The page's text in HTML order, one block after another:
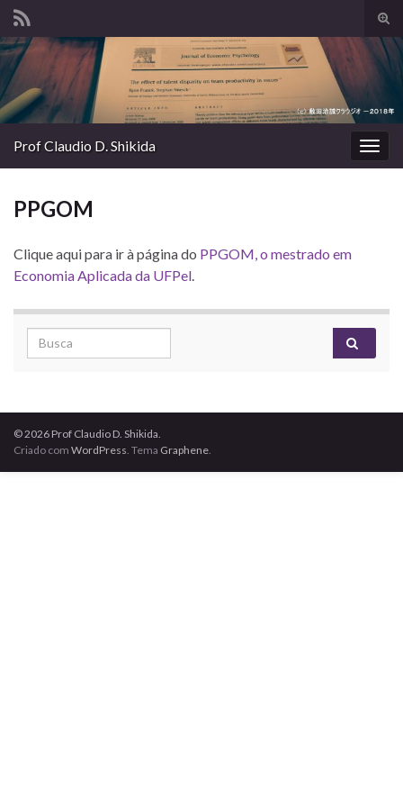
de
Search for:
Prof Claudio D. Shikida
PPGOM
Clique aqui para ir à página do PPGOM, o mestrado em
Economia Aplicada da UFPel
Search for:
© 2026 Prof Claudio D. Shikida.
Criado com WordPress . Tema Graphene